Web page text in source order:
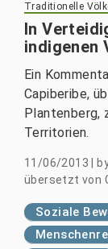
Traditionelle
In
indigenen
Ein
Capiberibe,
Plantenberg,
Territorien.
11/06/2013
übersetzt von
Soziale